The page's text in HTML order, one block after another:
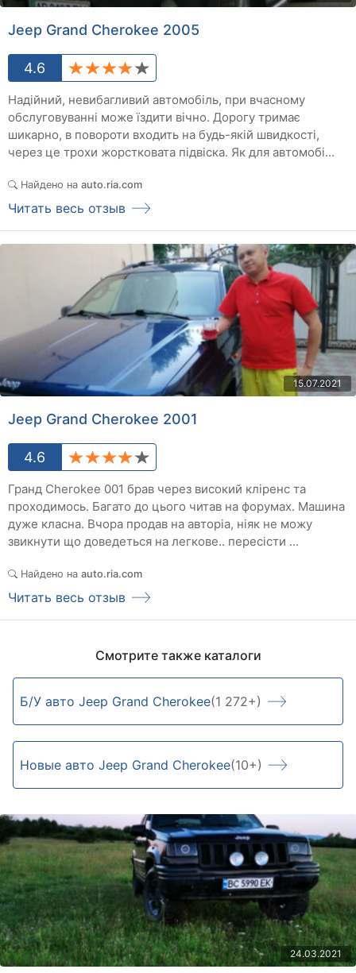
Jeep Grand Cherokee 2005
4.6
Надійний, невибагливий автомобіль, при вчасному
обслуговуванні може їздити вічно. Дорогу тримає
шикарно, в повороти входить на будь-якій швидкості,
через це трохи жорстковата підвіска. Як для автомобі...
Найдено на auto.ria.com
Читать весь отзыв
15.07.2021
Jeep Grand Cherokee 2001
4.6
Гранд Cherokee 001 брав через високий кліренс та
проходимось. Багато до цього читав на форумах. Машина
дуже класна. Вчора продав на авторіа, ніяк не можу
звикнути що доведеться на легкове.. пересісти ...
Найдено на auto.ria.com
Читать весь отзыв
Смотрите также каталоги
Б/У авто Jeep Grand Cherokee(1 272+)
Новые авто Jeep Grand Cherokee(10+)
24.03.2021